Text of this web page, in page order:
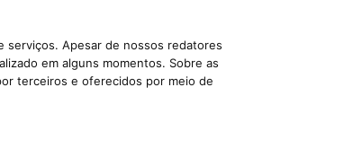
serviços. Apesar de nossos redatores
em alguns momentos. Sobre as
terceiros e oferecidos por meio de